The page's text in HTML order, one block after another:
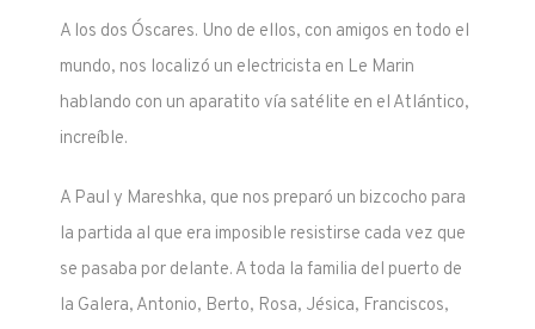
A los dos Óscares. Uno de ellos, con amigos en todo el
mundo, nos localizó un electricista en Le Marin
hablando con un aparatito vía satélite en el Atlántico,
increíble.
A Paul y Mareshka, que nos preparó un bizcocho para
la partida al que era imposible resistirse cada vez que
se pasaba por delante. A toda la familia del puerto de
la Galera, Antonio, Berto, Rosa, Jésica, Franciscos,